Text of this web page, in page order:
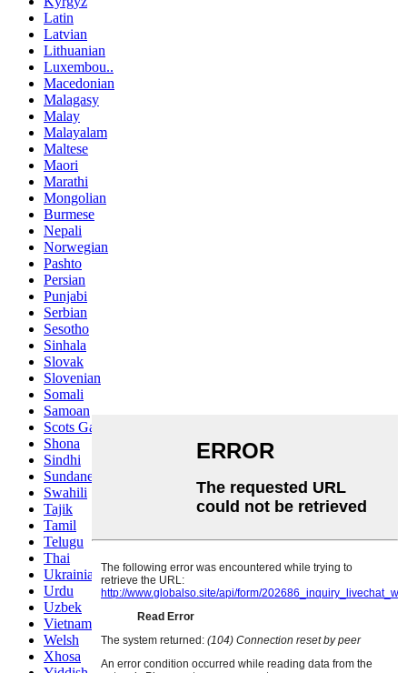
Latin
Latvian
Lithuanian
Luxembou..
Macedonian
Malagasy
Malay
Malayalam
Maltese
Maori
Marathi
Mongolian
Burmese
Nepali
Norwegian
Pashto
Persian
Punjabi
Serbian
Sesotho
Sinhala
Slovak
Slovenian
Somali
Samoan
Scots Gaelic
Shona
Sindhi
Sundanese
Swahili
Tajik
Tamil
Telugu
Thai
Ukrainian
Urdu
Uzbek
Vietnamese
Welsh
Xhosa